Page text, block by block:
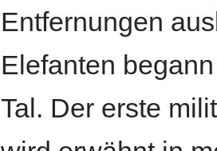
Entfernungen
Elefanten
Tal. Der erste